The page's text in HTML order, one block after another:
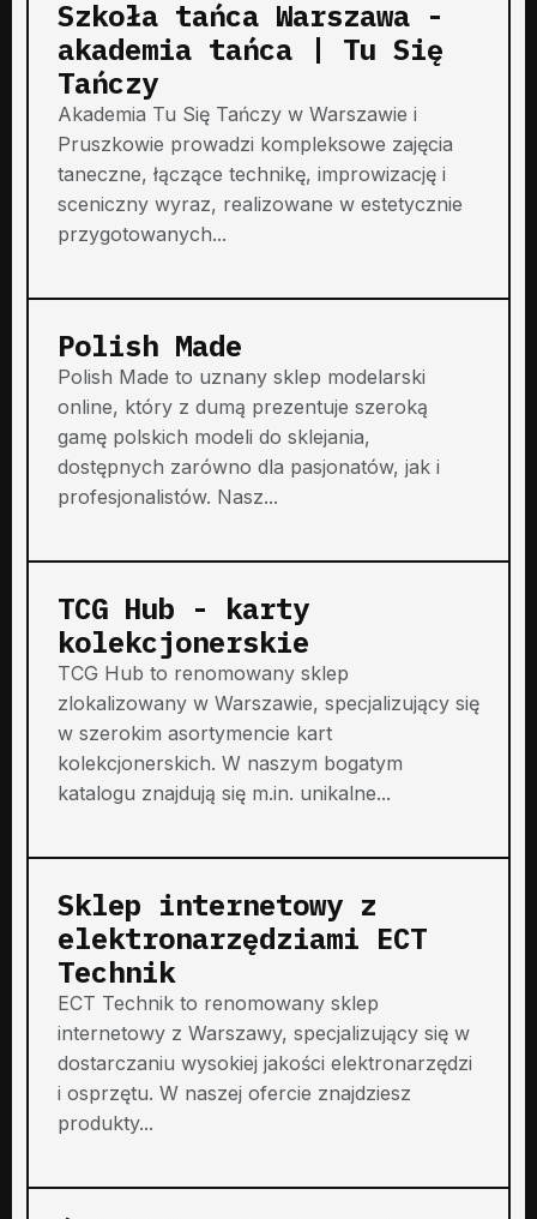
Szkoła tańca Warszawa -
akademia tańca | Tu Się
Tańczy
Akademia Tu Się Tańczy w Warszawie i
Pruszkowie prowadzi kompleksowe zajęcia
taneczne, łączące technikę, improwizację i
sceniczny wyraz, realizowane w estetycznie
przygotowanych...
Polish Made
Polish Made to uznany sklep modelarski
online, który z dumą prezentuje szeroką
gamę polskich modeli do sklejania,
dostępnych zarówno dla pasjonatów, jak i
profesjonalistów. Nasz...
TCG Hub - karty
kolekcjonerskie
TCG Hub to renomowany sklep
zlokalizowany w Warszawie, specjalizujący się
w szerokim asortymencie kart
kolekcjonerskich. W naszym bogatym
katalogu znajdują się m.in. unikalne...
Sklep internetowy z
elektronarzędziami ECT
Technik
ECT Technik to renomowany sklep
internetowy z Warszawy, specjalizujący się w
dostarczaniu wysokiej jakości elektronarzędzi
i osprzętu. W naszej ofercie znajdziesz
produkty...